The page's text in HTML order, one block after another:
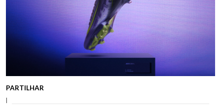
PARTILHAR
|